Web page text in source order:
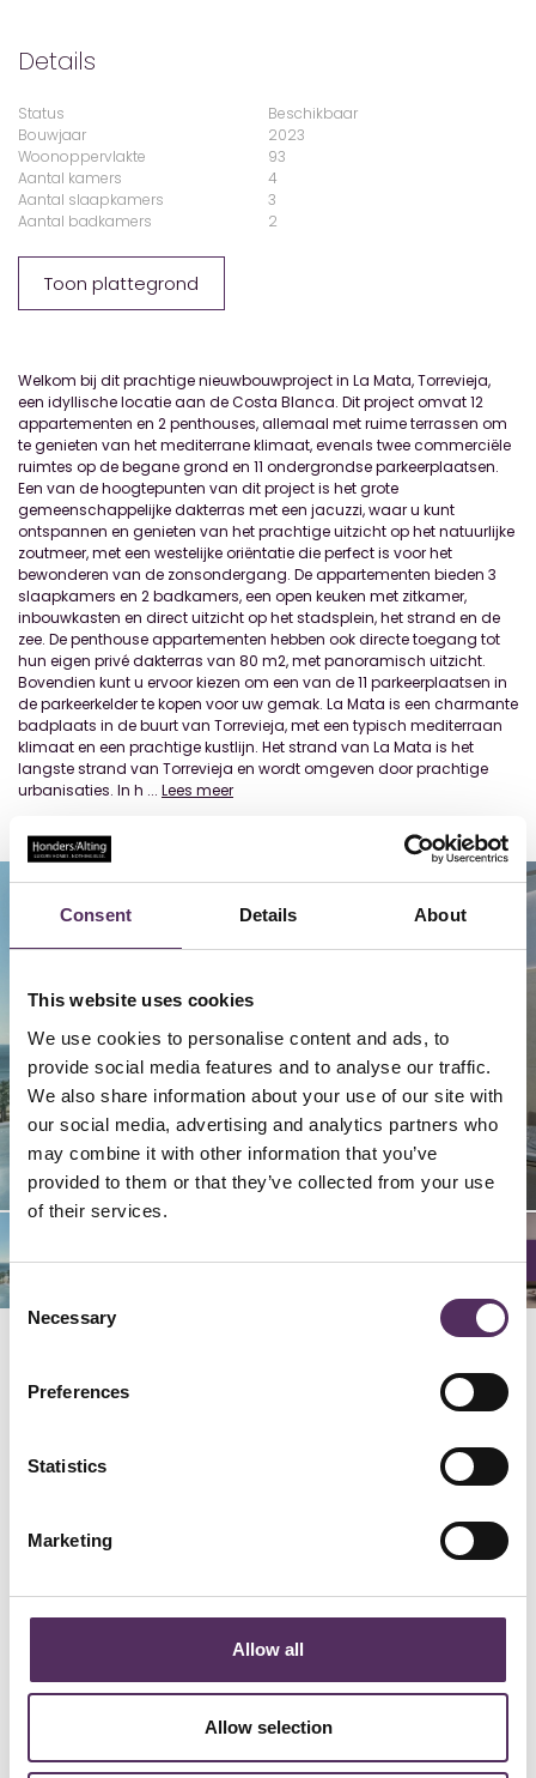
Consent Details About
This website uses cookies
We use cookies to personalise content and ads, to
provide social media features and to analyse our traffic.
We also share information about your use of our site with
our social media, advertising and analytics partners who
may combine it with other information that you’ve
provided to them or that they’ve collected from your use
of their services.
Consent
Selection
Necessary
Preferences
Statistics
Marketing
Allow all
Allow selection
Welkom bij dit prachtige nieuwbouwproject in La Mata, Torrevieja,
een idyllische locatie aan de Costa Blanca. Dit project omvat 12
appartementen en 2 penthouses, allemaal met ruime terrassen om
te genieten van het mediterrane klimaat, evenals twee commerciële
ruimtes op de begane grond en 11 ondergrondse parkeerplaatsen.
Een van de hoogtepunten van dit project is het grote
gemeenschappelijke dakterras met een jacuzzi, waar u kunt
ontspannen en genieten van het prachtige uitzicht op het natuurlijke
zoutmeer, met een westelijke oriëntatie die perfect is voor het
bewonderen van de zonsondergang. De appartementen bieden 3
slaapkamers en 2 badkamers, een open keuken met zitkamer,
inbouwkasten en direct uitzicht op het stadsplein, het strand en de
zee. De penthouse appartementen hebben ook directe toegang tot
hun eigen privé dakterras van 80 m2, met panoramisch uitzicht.
Bovendien kunt u ervoor kiezen om een van de 11 parkeerplaatsen in
de parkeerkelder te kopen voor uw gemak. La Mata is een charmante
badplaats in de buurt van Torrevieja, met een typisch mediterraan
klimaat en een prachtige kustlijn. Het strand van La Mata is het
langste strand van Torrevieja en wordt omgeven door prachtige
urbanisaties. In h ... Lees meer
Details
Status
Beschikbaar
Bouwjaar
2023
Woonoppervlakte
93
Aantal kamers
4
Aantal slaapkamers
3
Aantal badkamers
2
Toon plattegrond
01/
02/
03/
04/
05/
06/
07/
08/
09/
10/
11/
12/
13/
14/
15/
GERELATEERD
Bekijk deze woningen ook eens.